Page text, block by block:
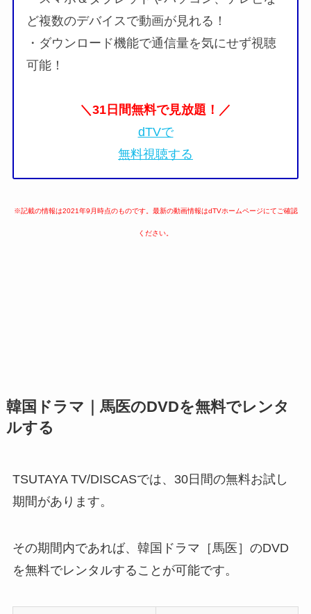
ど複数のデバイスで動画が見れる！
・ダウンロード機能で通信量を気にせず視聴
可能！
＼31日間無料で見放題！／
dTVで
無料視聴する
※記載の情報は2021年9月時点のものです。最新の動画情報はdTVホームページにてご確認
ください。
韓国ドラマ｜馬医のDVDを無料でレンタ
ルする
TSUTAYA TV/DISCASでは、30日間の無料お試し
期間があります。
その期間内であれば、韓国ドラマ［馬医］のDVD
を無料でレンタルすることが可能です。